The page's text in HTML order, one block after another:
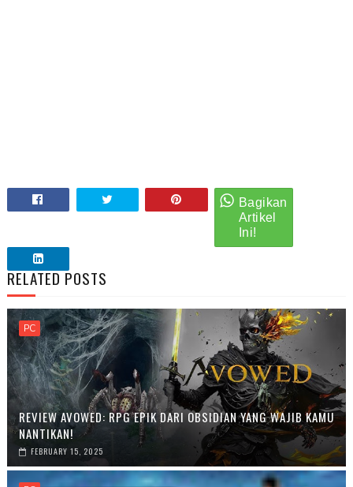
RELATED POSTS
PC
REVIEW AVOWED: RPG EPIK DARI OBSIDIAN YANG WAJIB KAMU
NANTIKAN!
FEBRUARY 15, 2025